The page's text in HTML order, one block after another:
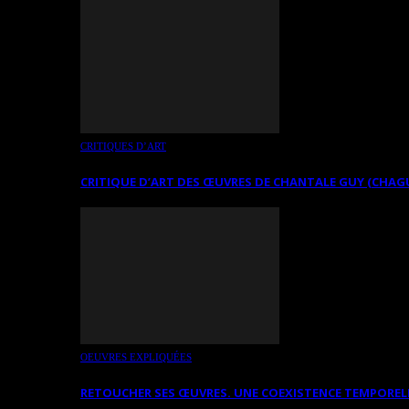
CRITIQUES D’ART
CRITIQUE D’ART DES ŒUVRES DE CHANTALE GUY
OEUVRES EXPLIQUÉES
RETOUCHER SES ŒUVRES. UNE COEXISTENCE